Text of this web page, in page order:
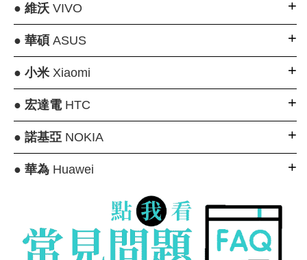
● 維沃VIVO
● 華碩ASUS
● 小米Xiaomi
● 宏達電HTC
● 諾基亞NOKIA
● 華為Huawei